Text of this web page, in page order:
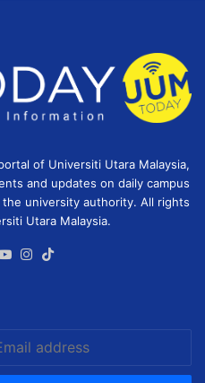
of Universiti Utara Malaysia,
and updates on daily campus
university authority. All rights
Utara Malaysia.
X YouTubeInstagram